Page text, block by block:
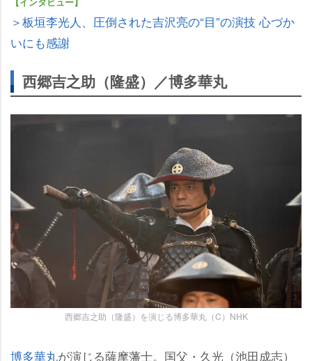
＞板垣李光人、圧倒された吉沢亮の“目”の演技 心づか
いにも感謝
西郷吉之助（隆盛）／博多華丸
西郷吉之助（隆盛）を演じる博多華丸（C）NHK
博多華丸が演じる薩摩藩士。国父・久光（池田成志）